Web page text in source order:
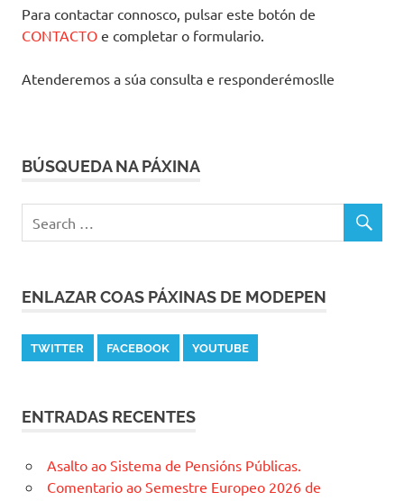
Para contactar connosco, pulsar este botón de
CONTACTO e completar o formulario.
Atenderemos a súa consulta e responderémoslle
BÚSQUEDA NA PÁXINA
ENLAZAR COAS PÁXINAS DE MODEPEN
TWITTER FACEBOOK YOUTUBE
ENTRADAS RECENTES
Asalto ao Sistema de Pensións Públicas.
Comentario ao Semestre Europeo 2026 de